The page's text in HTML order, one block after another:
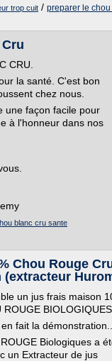
trop cuit / preparer le
CRU.
la santé. C'est bon
chez nous.
une façon facile pour
à l'honneur dans nos
blanc cru sante
Chou Rouge
(extracteur
un jus frais maison
ROUGE
fait la démonstration...
Biologiques a
un Extracteur de jus